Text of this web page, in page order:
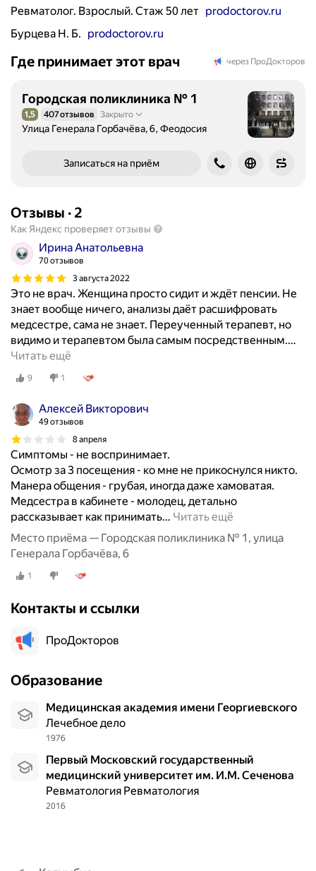
Ревматолог. Взрослый. Стаж 50 лет prodoctorov.ru
Бурцева Н. Б. prodoctorov.ru
Где принимает этот врач через ПроДокторов
Городская поликлиника № 1
Рейтинг 1,5 из 5
1,5 407 отзывов Закрыто
Улица Генерала Горбачёва, 6, Феодосия
Записаться на приём
Отзывы · 2
Как Яндекс проверяет отзывы
Ирина Анатольевна
70 отзывов
3 августа 2022
Это не врач. Женщина просто сидит и ждёт пенсии. Не
знает вообще ничего, анализы даёт расшифровать
медсестре, сама не знает. Переученный терапевт, но
видимо и терапевтом была самым посредственным.…
Читать ещё
9 1
Алексей Викторович
49 отзывов
8 апреля
Симптомы - не воспринимает.
Осмотр за 3 посещения - ко мне не прикоснулся никто.
Манера общения - грубая, иногда даже хамоватая.
Медсестра в кабинете - молодец, детально
рассказывает как принимать… Читать ещё
Место приёма — Городская поликлиника № 1, улица
Генерала Горбачёва, 6
1
Контакты и ссылки
ПроДокторов
Образование
Медицинская академия имени Георгиевского
Лечебное дело
1976
Первый Московский государственный
медицинский университет им. И.М. Сеченова
Ревматология Ревматология
2016